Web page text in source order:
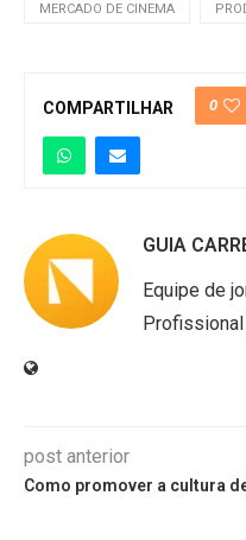
MERCADO DE CINEMA
COMPARTILHAR 0
GUIA
Equipe de
Profissional
post anterior
Como promover a cultura